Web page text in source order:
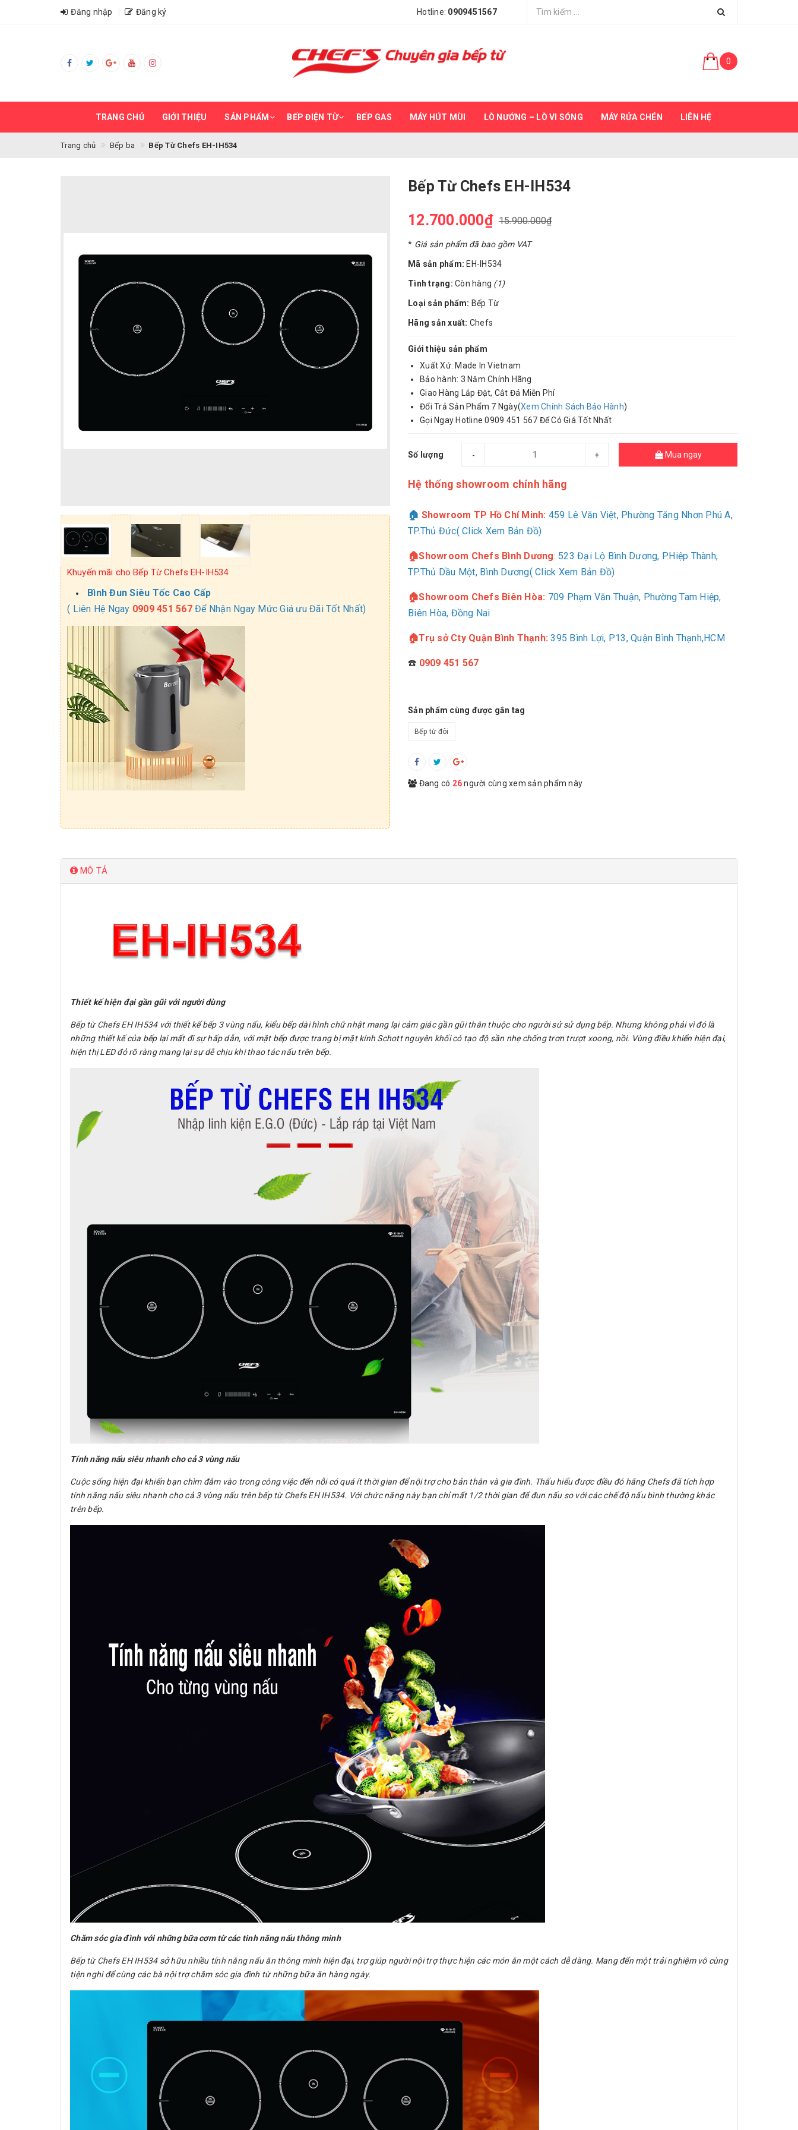
Đăng nhập Đăng ký Hotline: 0909451567
0
TRANG CHỦ GIỚI THIỆU SẢN PHẨM BẾP ĐIỆN TỪ BẾP GAS MÁY HÚT MÙI LÒ NƯỚNG – LÒ VI SÓNG MÁY RỬA CHÉN LIÊN HỆ
Trang chủ Bếp ba Bếp Từ Chefs EH-IH534
Khuyến mãi cho Bếp Từ Chefs EH-IH534
Bình Đun Siêu Tốc Cao Cấp
( Liên Hệ Ngay 0909 451 567Để Nhận Ngay Mức Giá ưu Đãi Tốt Nhất)
Bếp Từ Chefs EH-IH534
12.700.000₫ 15.900.000₫
* Giá sản phẩm đã bao gồm VAT
Mã sản phẩm: EH-IH534
Tình trạng: Còn hàng (1)
Loại sản phẩm: Bếp Từ
Hãng sản xuất: Chefs
Giới thiệu sản phẩm
Xuất Xứ: Made In Vietnam
Bảo hành: 3 Năm Chính Hãng
Giao Hàng Lắp Đặt, Cắt Đá Miễn Phí
Đổi Trả Sản Phẩm 7 Ngày(Xem Chính Sách Bảo Hành)
Gọi Ngay Hotline 0909 451 567 Để Có Giá Tốt Nhất
Số lượng - + Mua ngay
Hệ thống showroom chính hãng
🏠 Showroom TP Hồ Chí Minh: 459 Lê Văn Việt, Phường Tăng Nhơn Phú A,
TP.Thủ Đức( Click Xem Bản Đồ)
🏠Showroom Chefs Bình Dương: 523 Đại Lộ Bình Dương, P.Hiệp Thành,
TP.Thủ Dầu Một, Bình Dương( Click Xem Bản Đồ)
🏠Showroom Chefs Biên Hòa: 709 Phạm Văn Thuận, Phường Tam Hiệp,
Biên Hòa, Đồng Nai
🏠Trụ sở Cty Quận Bình Thạnh:395 Bình Lợi, P13, Quận Bình Thạnh,HCM
☎️ 0909 451 567
Sản phẩm cùng được gắn tag
Bếp từ đôi
Đang có 26người cùng xem sản phẩm này
MÔ TẢ
Thiết kế hiện đại gần gũi với người dùng
Bếp từ Chefs EH IH534 với thiết kế bếp 3 vùng nấu, kiểu bếp dài hình chữ nhật mang lại cảm giác gần gũi thân thuộc cho người sử sử dụng bếp. Nhưng không phải vì đó là
những thiết kế của bếp lại mất đi sự hấp dẫn, với mặt bếp được trang bị mặt kính Schott nguyên khối có tạo độ sần nhẹ chống trơn trượt xoong, nồi. Vùng điều khiển hiện đại,
hiện thị LED đỏ rõ ràng mang lại sự dễ chịu khi thao tác nấu trên bếp.
Tính năng nấu siêu nhanh cho cả 3 vùng nấu
Cuộc sống hiện đại khiến bạn chìm đắm vào trong công việc đến nỗi có quá ít thời gian để nội trợ cho bản thân và gia đình. Thấu hiểu được điều đó hãng Chefs đã tích hợp
tính năng nấu siêu nhanh cho cả 3 vùng nấu trên bếp từ Chefs EH IH534. Với chức năng này bạn chỉ mất 1/2 thời gian để đun nấu so với các chế độ nấu bình thường khác
trên bếp.
Chăm sóc gia đình với những bữa cơm từ các tinh năng nấu thông minh
Bếp từ Chefs EH IH534 sở hữu nhiều tính năng nấu ăn thông minh hiện đại, trợ giúp người nội trợ thực hiện các món ăn một cách dễ dàng. Mang đến một trải nghiệm vô cùng
tiện nghi để cùng các bà nội trợ chăm sóc gia đình từ những bữa ăn hàng ngày.